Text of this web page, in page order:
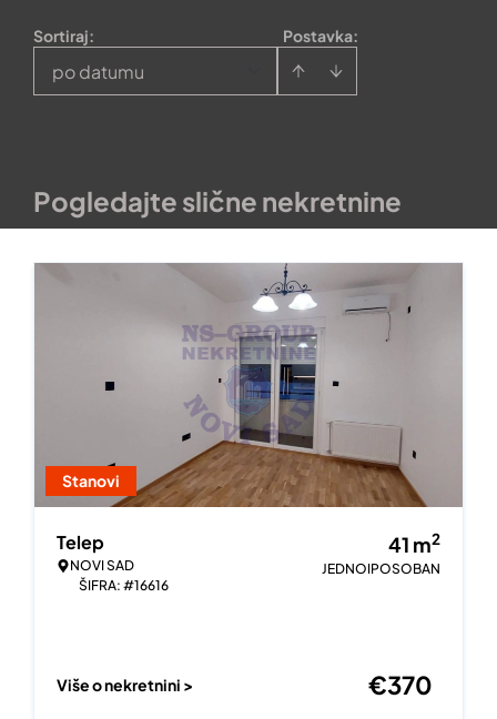
Postavka:
Sortiraj:
po datumu
Pogledajte slične nekretnine
Stanovi
Telep
NOVI SAD
ŠIFRA: #16616
41 m2
JEDNOIPOSOBAN
Više o nekretnini > €370